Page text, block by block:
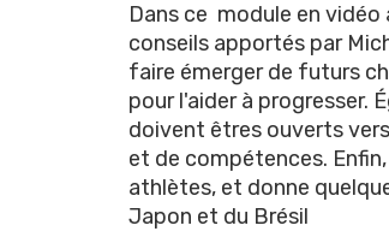
Dans ce module en vidéo
conseils apportés par
faire émerger de futurs
pour l'aider à progresser.
doivent êtres ouverts
et de compétences.
athlètes, et donne
Japon et du Brésil